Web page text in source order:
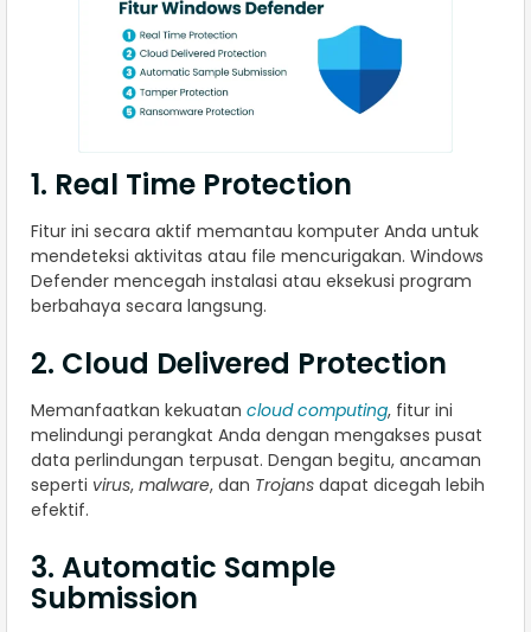
1. Real Time Protection
Fitur ini secara aktif memantau komputer Anda untuk
mendeteksi aktivitas atau file mencurigakan. Windows
Defender mencegah instalasi atau eksekusi program
berbahaya secara langsung.
2. Cloud Delivered Protection
Memanfaatkan kekuatan cloud computing, fitur ini
melindungi perangkat Anda dengan mengakses pusat
data perlindungan terpusat. Dengan begitu, ancaman
seperti virus, malware, dan Trojans dapat dicegah lebih
efektif.
3. Automatic Sample
Submission